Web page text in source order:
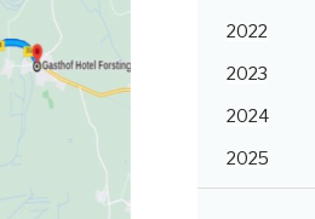
2022
2023
2024
2025